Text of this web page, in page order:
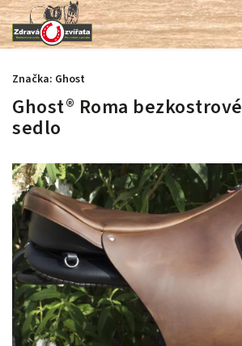
Ghost® Roma bezkostrové
sedlo
Značka: Ghost